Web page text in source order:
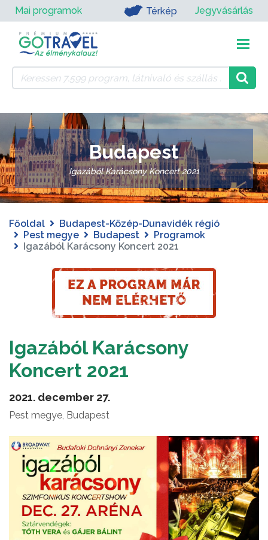
Mai programok Térkép Jegyvásárlás
Budapest
Igazából Karácsony Koncert 2021
Főoldal
Budapest-Közép-Dunavidék régió
Pest megye
Budapest
Programok
Igazából Karácsony Koncert 2021
Igazából Karácsony
Koncert 2021
2021. december 27.
Pest megye, Budapest